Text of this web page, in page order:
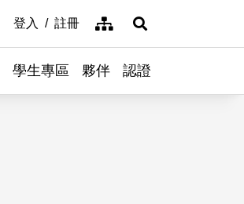
登入 註冊 網站導覽展開搜尋
學生專區 夥伴 認證